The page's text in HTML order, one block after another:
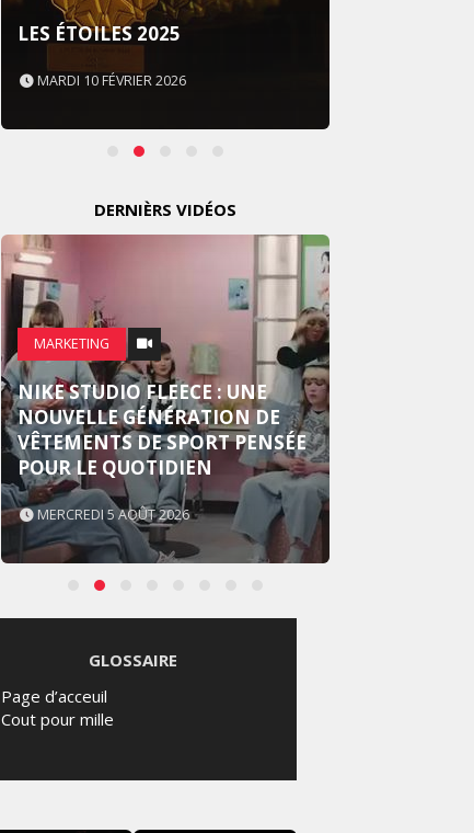
LES ÉTOILES 2025
MARDI 10 FÉVRIER 2026
DERNIÈRS VIDÉOS
MARKETING
NIKE STUDIO FLEECE : UNE
NOUVELLE GÉNÉRATION DE
VÊTEMENTS DE SPORT PENSÉE
POUR LE QUOTIDIEN
MERCREDI 5 AOÛT 2026
GLOSSAIRE
Page d’acceuil
Cout pour mille